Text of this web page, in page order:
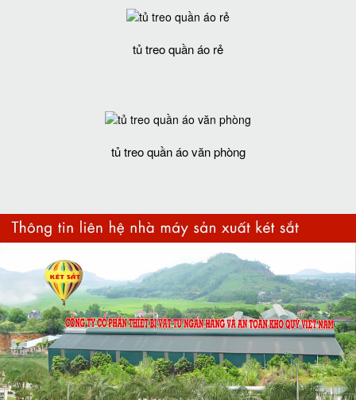
tủ treo quần áo rẻ
tủ treo quần áo văn phòng